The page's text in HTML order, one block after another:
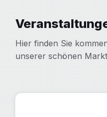
Hier finden Sie
unserer schönen